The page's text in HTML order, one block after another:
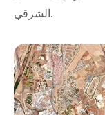
الشرقي.